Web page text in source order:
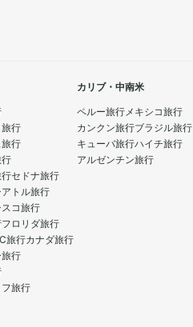
行
行
セドナ旅行
トル旅行
コ旅行
フロリダ旅行
旅行カナダ旅行
行
旅行
カリブ・中南米
ペルー旅行メキシコ旅行
カンクン旅行ブラジル旅行
キューバ旅行ハイチ旅行
アルゼンチン旅行